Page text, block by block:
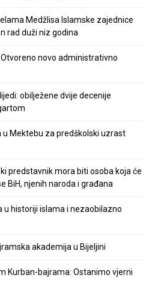
Medžlisa Islamske zajednice
rad duži niz godina
novo administrativno
obilježene dvije decenije
u Mektebu za predškolski uzrast
predstavnik mora biti osoba koja će
BiH, njenih naroda i građana
u historiji islama i nezaobilazno
akademija u Bijeljini
Kurban-bajrama: Ostanimo vjerni